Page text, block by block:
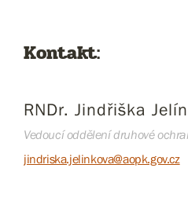
Kontakt:
RNDr. Jindřiška
Vedoucí oddělení druhové
jindriska.jelinkova@aopk.gov.cz